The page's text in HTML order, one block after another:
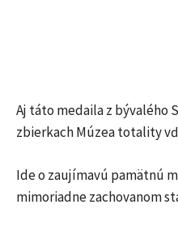
Aj táto medaila z bývalého
zbierkach Múzea totality
Ide o zaujímavú pamätnú
mimoriadne zachovanom